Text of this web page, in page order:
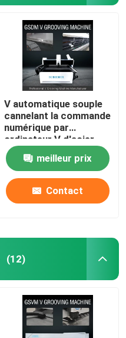
V automatique souple
cannelant la commande
numérique par
ordinateur V d'acier
inoxydable de machine
cannelant la machine
1240
meilleur prix
Contact
(12)